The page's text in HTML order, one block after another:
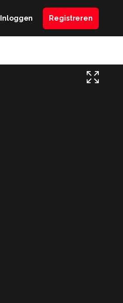
Inloggen Registreren